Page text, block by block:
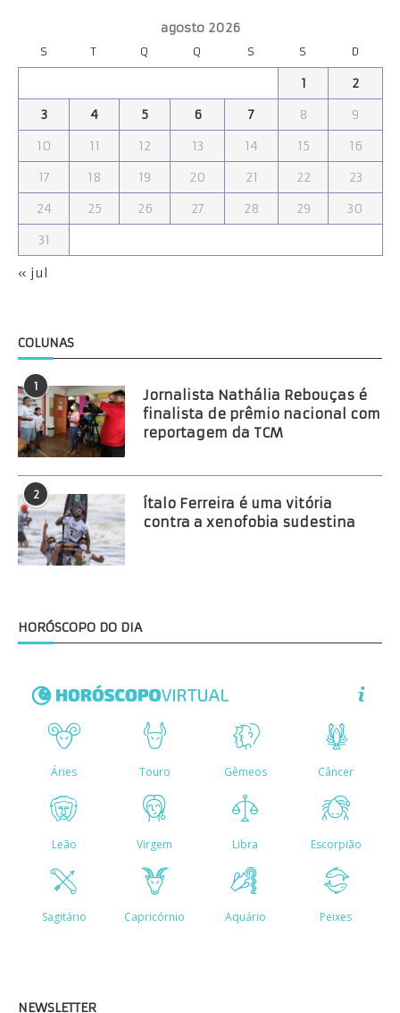
agosto 2026
S T Q Q S S D
1
2
3
4 5 6 7 8
9
10
11 12 13 14 15
16
17
18 19 20 21 22
23
24
25 26 27 28 29
30
31
« jul
COLUNAS
1
Jornalista Nathália Rebouças é
finalista de prêmio nacional com
reportagem da TCM
2
Ítalo Ferreira é uma vitória
contra a xenofobia sudestina
HORÓSCOPO DO DIA
NEWSLETTER